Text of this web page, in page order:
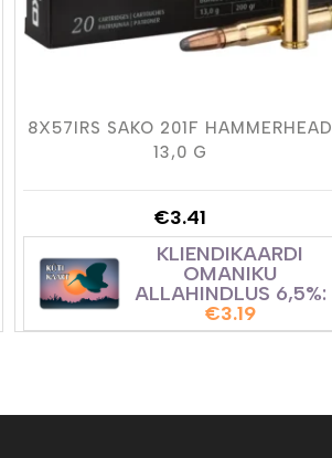
8X57IRS SAKO 201F HAMMERHEAD
13,0 G
€3.41
KLIENDIKAARDI
OMANIKU
ALLAHINDLUS 6,5%:
€3.19